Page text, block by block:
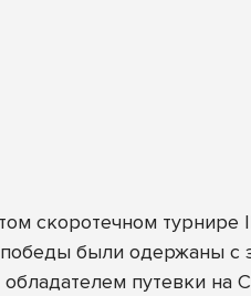
скоротечном турнире
были одержаны с
обладателем путевки